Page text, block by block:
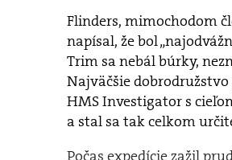
Flinders, mimochodom
napísal, že bol
Trim sa nebál búrky,
Najväčšie
HMS Investigator s
a stal sa tak celkom